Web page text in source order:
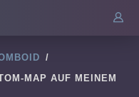
/
MAP AUF MEINEM